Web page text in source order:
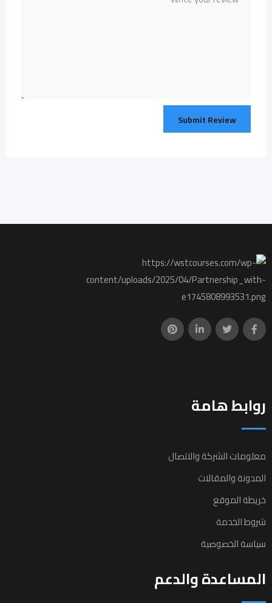
روابط هامة
معلومات الشركة والاتصال
المدونة والمقالات
خريطة الموقع
شروط الخدمة
سياسة الخصوصية
المساعدة والدعم